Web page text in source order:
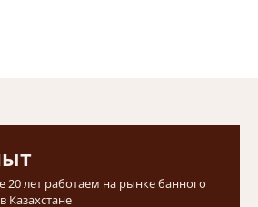
20 лет работаем на рынке банного
Казахстане